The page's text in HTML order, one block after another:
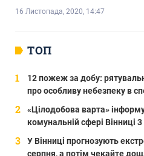
16 Листопада, 2020, 14:47
ТОП
12 пожеж за добу:
про особливу небезпеку в
«Цілодобова варта»
комунальній сфері Вінниці
У Вінниці прогнозують
серпня, а потім чекайте